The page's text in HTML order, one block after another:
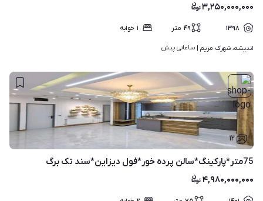
۳,۲۵۰,۰۰۰,۰۰۰
۱۳۹۸ ۴۹ متر ۱ خوابه
اندیشه، شهرک مریم | ساعاتی پیش
۱۲
75متر*پارکینگ*سالن پرده خور*فول دیزاین*سند تک برگ
۴,۹۸۰,۰۰۰,۰۰۰